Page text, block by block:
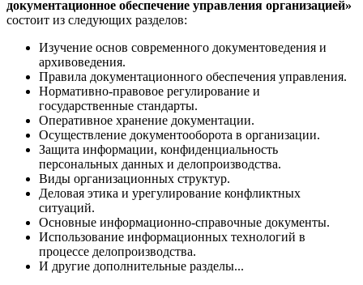
документационное обеспечение управления организацией»
состоит из следующих разделов:
Изучение основ современного документоведения и
архивоведения.
Правила документационного обеспечения управления.
Нормативно-правовое регулирование и
государственные стандарты.
Оперативное хранение документации.
Осуществление документооборота в организации.
Защита информации, конфиденциальность
персональных данных и делопроизводства.
Виды организационных структур.
Деловая этика и урегулирование конфликтных
ситуаций.
Основные информационно-справочные документы.
Использование информационных технологий в
процессе делопроизводства.
И другие дополнительные разделы...